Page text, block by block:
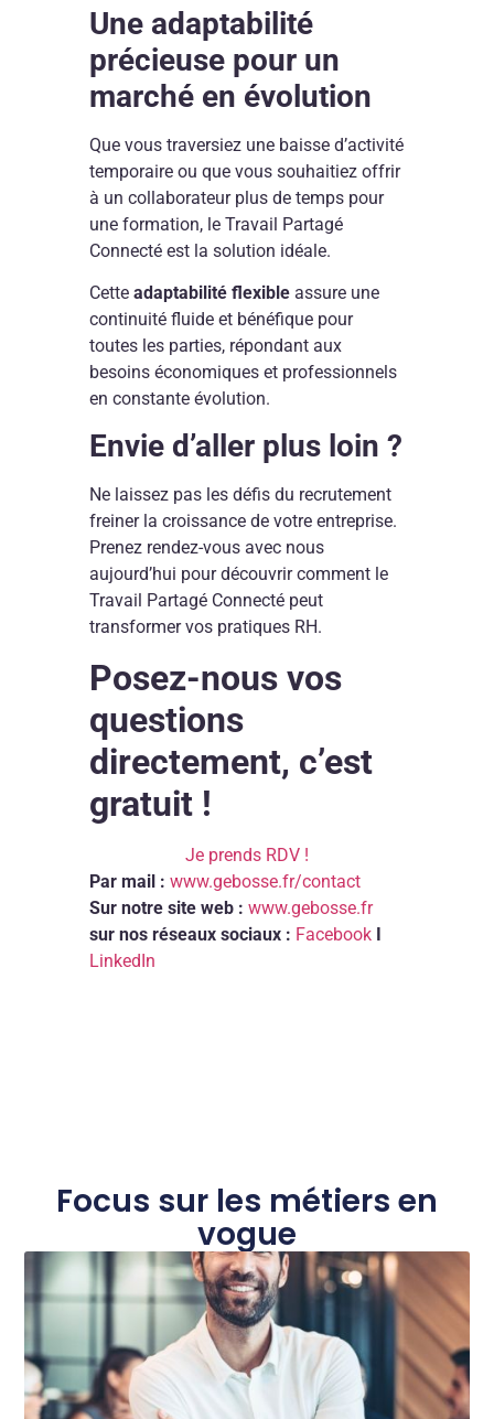
Une adaptabilité
précieuse pour un
marché en évolution
Que vous traversiez une baisse d’activité
temporaire ou que vous souhaitiez offrir
à un collaborateur plus de temps pour
une formation, le Travail Partagé
Connecté est la solution idéale.
Cetteadaptabilité flexible assure une
continuité fluide et bénéfique pour
toutes les parties, répondant aux
besoins économiques et professionnels
en constante évolution.
Envie d’aller plus loin ?
Ne laissez pas les défis du recrutement
freiner la croissance de votre entreprise.
Prenez rendez-vous avec nous
aujourd’hui pour découvrir comment le
Travail Partagé Connecté peut
transformer vos pratiques RH.
Posez-nous vos
questions
directement, c’est
gratuit !
Je prends RDV !
Par mail :www.gebosse.fr/contact
Sur notre site web :www.gebosse.fr
sur nos réseaux sociaux : Facebook I
LinkedIn
Focus sur les métiers en
vogue